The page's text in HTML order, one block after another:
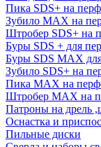
Пика SDS+ на
Зубило MAX на
Штробер SDS+ на
Буры SDS + для
Буры SDS MAX
Зубило SDS+ на
Пика MAX на
Штробер MAX на
Патроны на дрель
Оснастка и
Пильные диски